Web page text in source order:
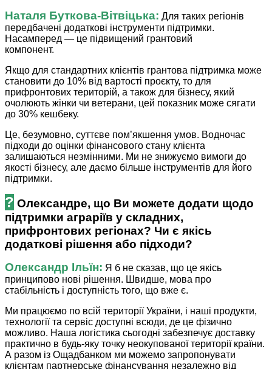
Наталя ­Буткова-Вітвіцька: Для таких регіонів
передбачені додаткові інструменти підтримки.
Насамперед — це підвищений грантовий
компонент.
Якщо для стандартних клієнтів грантова підтримка може
становити до 10% від вартості проєкту, то для
прифронтових територій, а також для бізнесу, який
очолюють жінки чи ветерани, цей показник може сягати
до 30% кешбеку.
Це, безумовно, суттєве пом’як­­шення умов. Водночас
підходи до оцінки фінансового стану клієнта
залишаються незмінними. Ми не знижуємо вимоги до
якості бізнесу, але даємо більше інструментів для його
підтримки.
? Олександре, що Ви можете додати щодо
підтримки аграріїв у складних,
прифронтових регіонах? Чи є якісь
додаткові рішення або підходи?
Олександр Ільїн: Я б не сказав, що це якісь
принципово нові рішення. Швидше, мова про
стабільність і доступність того, що вже є.
Ми працюємо по всій території України, і наші продукти,
технології та сервіс доступні всюди, де це фізично
можливо. Наша логістика сьогодні забезпечує доставку
практично в будь-яку точку неокупованої території країни.
А разом із Ощадбанком ми можемо запропонувати
клієнтам партнерське фінансування незалежно від